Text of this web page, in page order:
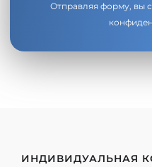
Отправляя форму, вы
ИНДИВИДУАЛЬНАЯ